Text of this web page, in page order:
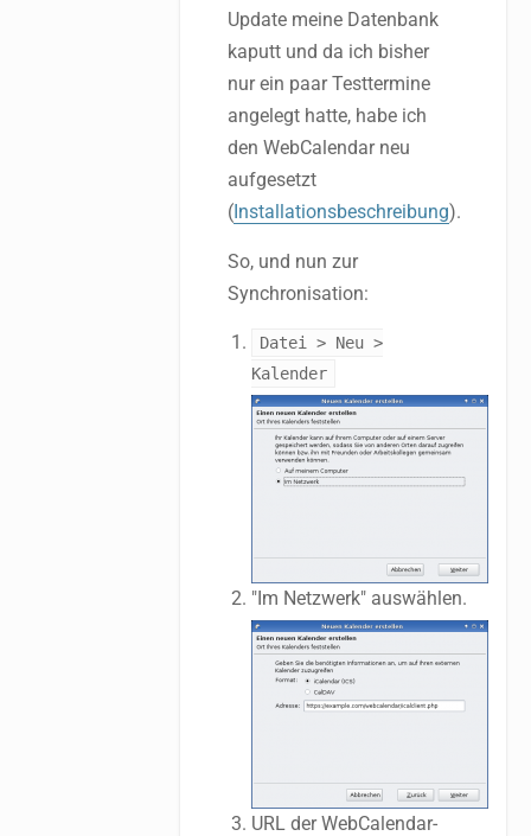
Update meine Datenbank
kaputt und da ich bisher
nur ein paar Testtermine
angelegt hatte, habe ich
den WebCalendar neu
aufgesetzt
(Installationsbeschreibung).
So, und nun zur
Synchronisation:
Datei > Neu >
Kalender
"Im Netzwerk" auswählen.
URL der WebCalendar-